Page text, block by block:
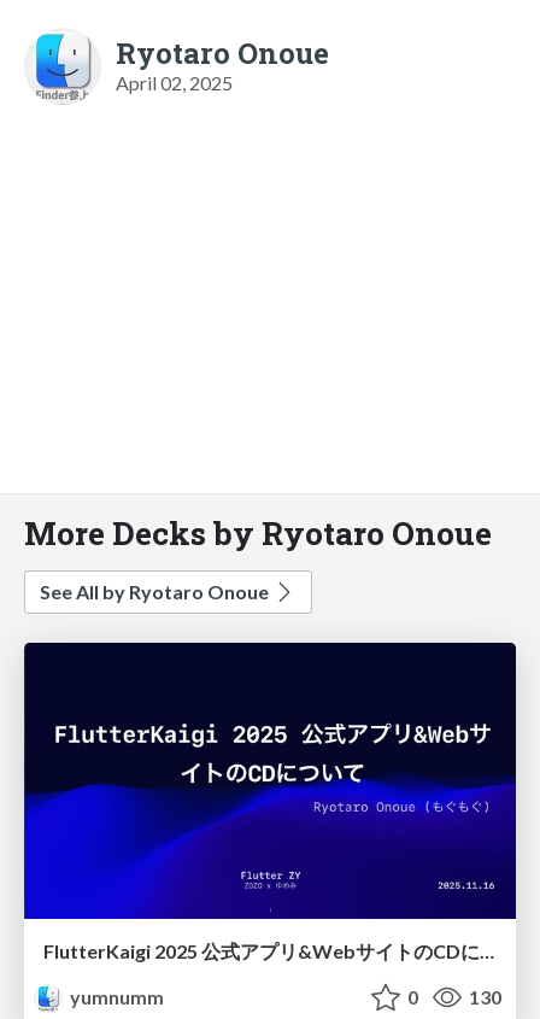
Ryotaro Onoue
April 02, 2025
More Decks by Ryotaro Onoue
See All by Ryotaro Onoue
FlutterKaigi 2025 公式アプリ&WebサイトのCDについて
yumnumm
0 130